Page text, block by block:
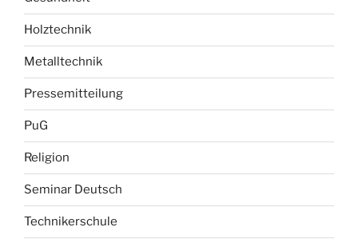
Holztechnik
Metalltechnik
Pressemitteilung
PuG
Religion
Seminar Deutsch
Technikerschule